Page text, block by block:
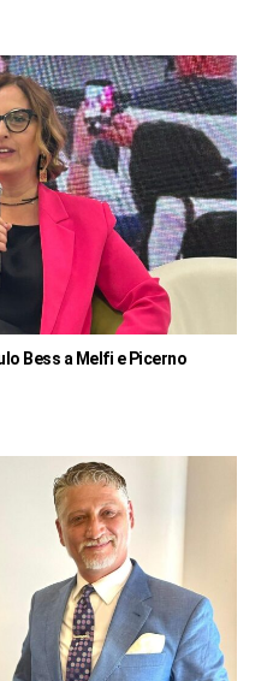
Bess a Melfi e Picerno